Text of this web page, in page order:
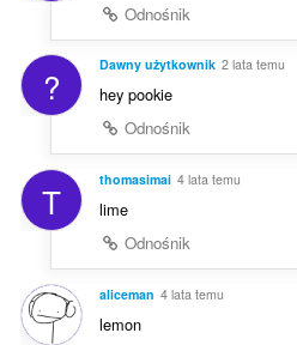
Odnośnik
? Dawny użytkownik 2 lata temu
hey pookie
Odnośnik
T thomasimai 4 lata temu
lime
Odnośnik
aliceman 4 lata temu
lemon